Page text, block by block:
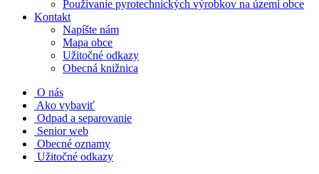
Používanie pyrotechnických výrobkov na území obce
Kontakt
Napíšte nám
Mapa obce
Užitočné odkazy
Obecná knižnica
O nás
Ako vybaviť
Odpad a separovanie
Senior web
Obecné oznamy
Užitočné odkazy